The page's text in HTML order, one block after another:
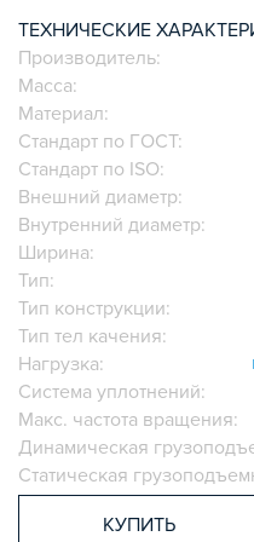
ИГОЛЬЧАТЫЕ
ЛИНЕЙНЫЕ СОЕДИНИТЕЛИ
ДОПОЛНИТЕЛЬНАЯ
ПАРАЛЛЕЛЬНЫЕ
ПРОМЫШЛЕННАЯ МЕБЕЛЬ
СИСТЕМА ЛЕСТНИЦ И
БЫСТРЫЕ СОЕДИНИТЕЛИ
ВИНТОВЫЕ СОЕДИНИТЕЛИ И
ШАРНИРНЫЕ И
НАБОРЫ
ПЕТЛИ, РУЧКИ, ЗАМКИ,
ЭЛЕМЕНТЫ ДЛЯ КРЕПЛЕНИЯ
ПАНЕЛЕЙ, ЛИСТА, СЕТКИ
ОПОРЫ, ПОДВЕСЫ
КОМПОНЕНТЫ ДЛЯ
ТЕХНИЧЕСКИЕ
Производитель:
Масса:
Материал:
Стандарт по ГОСТ:
Стандарт по ISO:
Внешний диаметр:
Внутренний диаметр:
Ширина:
Тип:
Тип конструкции:
Тип тел качения:
Нагрузка:
Система уплотнений:
Макс. частота вращения:
Динамическая
Статическая
КУПИТЬ